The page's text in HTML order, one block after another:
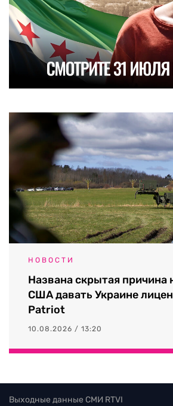
НОВОСТИ
Названа скрытая причина
США давать Украине
Patriot
10.08.2026 / 13:20
Выходные данные СМИ RTVI